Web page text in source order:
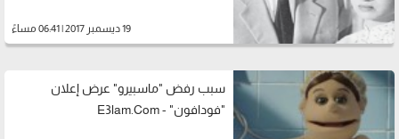
19 ديسمبر 2017 | 06:41 مساءً
سبب رفض "ماسبيرو" عرض إعلان
"فودافون" - E3lam.Com